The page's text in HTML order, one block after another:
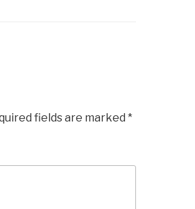
fields are marked *